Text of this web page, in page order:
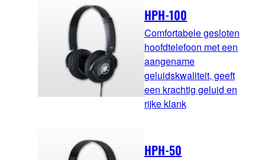
HPH-100
Comfortabele gesloten
hoofdtelefoon met een
aangename
geluidskwaliteit, geeft
een krachtig geluid en
rijke klank
HPH-50